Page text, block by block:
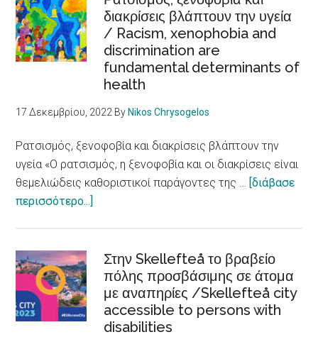
Νέων
για
θετικές
αφηγήσεις
διακρίσεις βλάπτουν την υγεία
/ Racism, xenophobia and
discrimination are
fundamental determinants of
health
17 Δεκεμβρίου, 2022 By Nikos Chrysogelos
Ρατσισμός, ξενοφοβία και διακρίσεις βλάπτουν την
υγεία «Ο ρατσισμός, η ξενοφοβία και οι διακρίσεις είναι
θεμελιώδεις καθοριστικοί παράγοντες της … [διάβασε
περισσότερο...]
και
διακρίσεις
βλάπτουν
την
υγεία
Στην Skellefteå το βραβείο
πόλης προσβάσιμης σε άτομα
με αναπηρίες /Skellefteå city
accessible to persons with
disabilities